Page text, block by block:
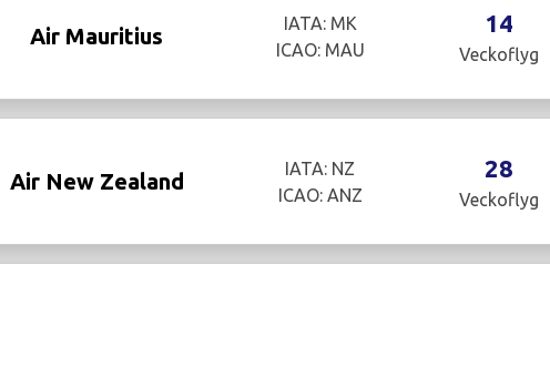
Air Mauritius
IATA: MK
ICAO: MAU
14
Veckoflyg
Air New Zealand
IATA: NZ
ICAO: ANZ
28
Veckoflyg